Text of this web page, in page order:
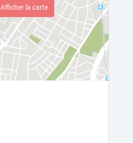
Afficher la carte